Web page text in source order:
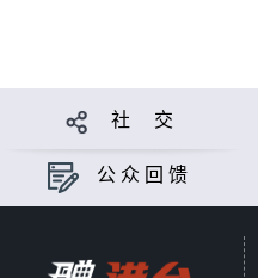
社 交
公众回馈